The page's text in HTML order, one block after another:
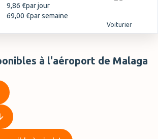
9,86 €par jour
69,00 €par semaine
Voiturier
à l'aéroport de Malaga